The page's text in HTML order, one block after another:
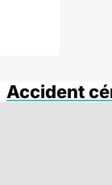
Accident